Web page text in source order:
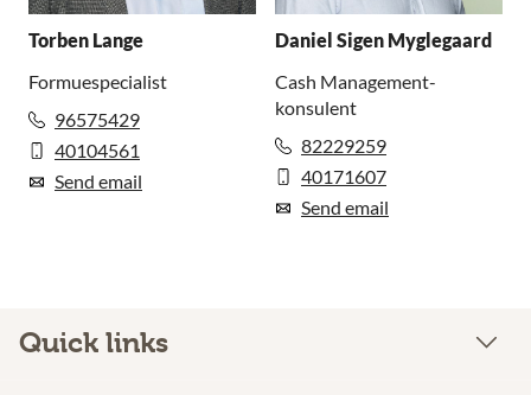
Torben Lange
Formuespecialist
96575429
40104561
Send email
Daniel Sigen Myglegaard
Cash Management-
konsulent
82229259
40171607
Send email
Quick links